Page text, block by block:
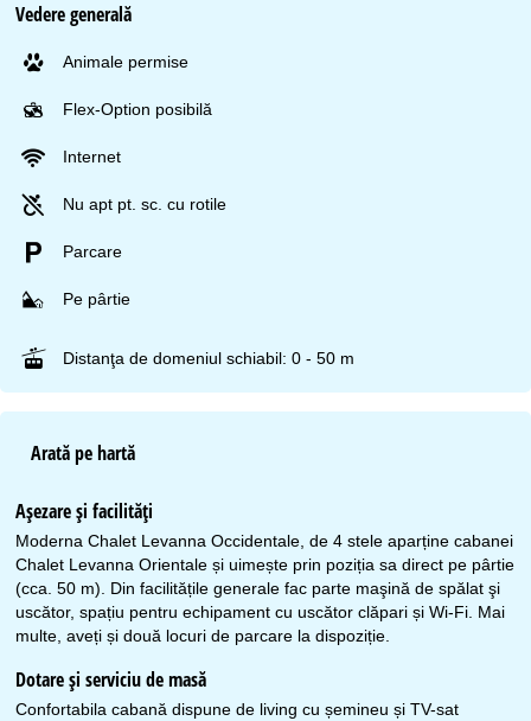
Vedere generală
Animale permise
Flex-Option posibilă
Internet
Nu apt pt. sc. cu rotile
Parcare
Pe pârtie
Distanţa de domeniul schiabil: 0 - 50 m
Arată pe hartă
Aşezare şi facilităţi
Moderna Chalet Levanna Occidentale, de 4 stele aparține cabanei
Chalet Levanna Orientale și uimește prin poziția sa direct pe pârtie
(cca. 50 m). Din facilitățile generale fac parte maşină de spălat şi
uscător, spațiu pentru echipament cu uscător clăpari și Wi-Fi. Mai
multe, aveți și două locuri de parcare la dispoziție.
Dotare și serviciu de masă
Confortabila cabană dispune de living cu șemineu și TV-sat